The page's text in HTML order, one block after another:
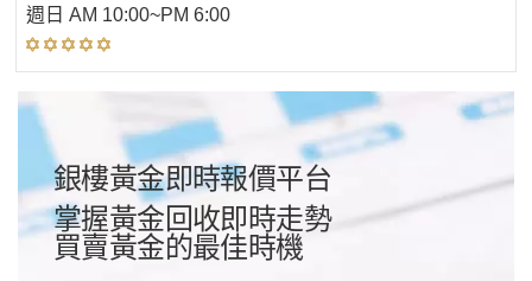
週日 AM 10:00~PM 6:00
銀樓黃金即時報價平台
掌握黃金回收即時走勢
買賣黃金的最佳時機